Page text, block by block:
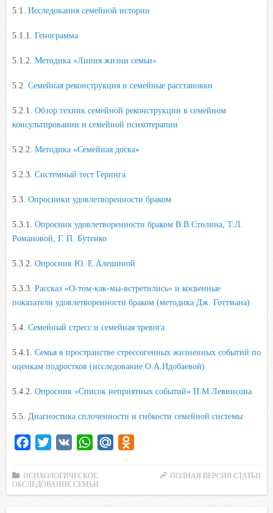
5.1. Исследования семейной истории
5.1.1. Генограмма
5.1.2. Методика «Линия жизни семьи»
5.2. Семейная реконструкция и семейные расстановки
5.2.1. Обзор техник семейной реконструкции в семейном
консультировании и семейной психотерапии
5.2.2. Методика «Семейная доска»
5.2.3. Системный тест Геринга
5.3. Опросники удовлетворенности браком
5.3.1. Опросник удовлетворенности браком В.В.Столина, Т.Л.
Романовой, Г. П. Бутенко
5.3.2. Опросник Ю. Е.Алешиной
5.3.3. Рассказ «О-том-как-мы-встретились» и косвенные
показатели удовлетворенности браком (методика Дж. Готтмана)
5.4. Семейный стресс и семейная тревога
5.4.1. Семья в пространстве стрессогенных жизненных событий по
оценкам подростков (исследование О.А.Идобаевой)
5.4.2. Опросник «Список неприятных событий» П.М.Левинсона
5.5. Диагностика сплоченности и гибкости семейной системы
c
e
i
t
W
a
t
ПОЛНАЯ ВЕРСИЯ СТАТЬИ
ПСИХОЛОГИЧЕСКОЕ
ОБСЛЕДОВАНИЕ СЕМЬИ